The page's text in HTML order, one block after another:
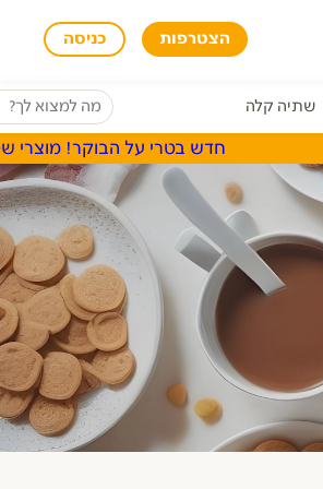
חדש בטרי על הבוקר! מוצרי
הצטרפות כניסה
שתיה קלה